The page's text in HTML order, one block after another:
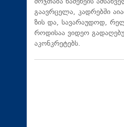
გაავრცელა, კადრებში
ზის და, სავარაუდოდ,
როდისაა ვიდეო
აკონკრეტებს.